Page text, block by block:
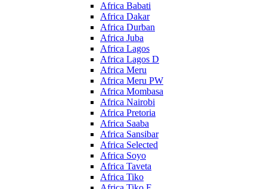
Africa Babati
Africa Dakar
Africa Durban
Africa Juba
Africa Lagos
Africa Lagos D
Africa Meru
Africa Meru PW
Africa Mombasa
Africa Nairobi
Africa Pretoria
Africa Saaba
Africa Sansibar
Africa Selected
Africa Soyo
Africa Taveta
Africa Tiko